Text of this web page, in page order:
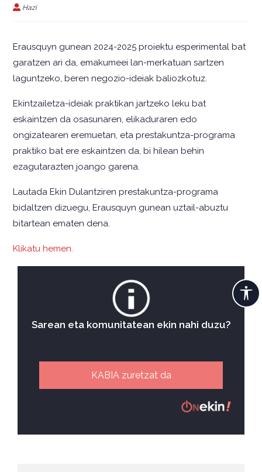
Hazi
Erausquyn gunean 2024-2025 proiektu esperimental bat
garatzen ari da, emakumeei lan-merkatuan sartzen
laguntzeko, beren negozio-ideiak baliozkotuz.
Ekintzailetza-ideiak praktikan jartzeko leku bat
eskaintzen da osasunaren, elikaduraren edo
ongizatearen eremuetan, eta prestakuntza-programa
praktiko bat ere eskaintzen da, bi hilean behin
ezagutarazten joango garena.
Lautada Ekin Dulantziren prestakuntza-programa
bidaltzen dizuegu, Erausquyn gunean uztail-abuztu
bitartean ematen dena.
Klikatu hemen.
Sarean eta komunitatean ekin nahi duzu?
KABIA zuretzat da